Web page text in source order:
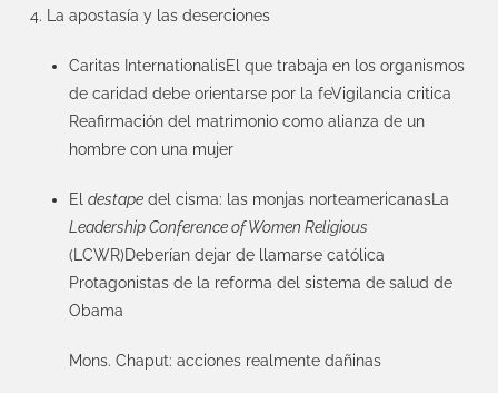
La apostasía y las deserciones
Caritas InternationalisEl que trabaja en los organismos
de caridad debe orientarse por la feVigilancia critica
Reafirmación del matrimonio como alianza de un
hombre con una mujer
Eldestape del cisma: las monjas norteamericanas La
Leadership Conference of Women Religious
(LCWR)Deberían dejar de llamarse católica
Protagonistas de la reforma del sistema de salud de
Obama
Mons. Chaput: acciones realmente dañinas